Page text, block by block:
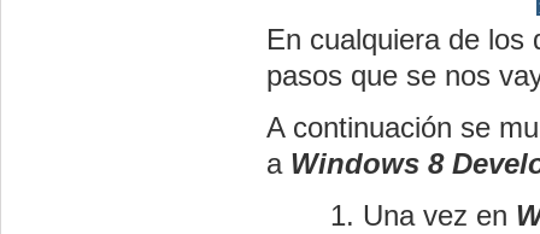
En cualquiera de los
pasos que se nos
A continuación se
a Windows 8
Una vez en